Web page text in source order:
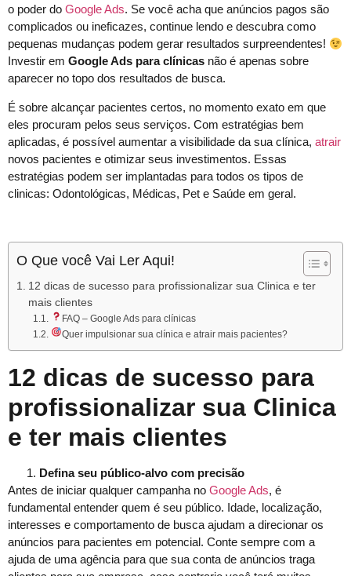
o poder do Google Ads. Se você acha que anúncios pagos são
complicados ou ineficazes, continue lendo e descubra como
pequenas mudanças podem gerar resultados surpreendentes!
Investir em Google Ads para clínicas não é apenas sobre
aparecer no topo dos resultados de busca.
É sobre alcançar pacientes certos, no momento exato em que
eles procuram pelos seus serviços. Com estratégias bem
aplicadas, é possível aumentar a visibilidade da sua clínica, atrair
novos pacientes e otimizar seus investimentos. Essas
estratégias podem ser implantadas para todos os tipos de
clinicas: Odontológicas, Médicas, Pet e Saúde em geral.
O Que você Vai Ler Aqui!
12 dicas de sucesso para profissionalizar sua Clinica e ter
mais clientes
FAQ – Google Ads para clínicas
Quer impulsionar sua clínica e atrair mais pacientes?
12 dicas de sucesso para
profissionalizar sua Clinica
e ter mais clientes
Defina seu público-alvo com precisão
Antes de iniciar qualquer campanha no Google Ads, é
fundamental entender quem é seu público. Idade, localização,
interesses e comportamento de busca ajudam a direcionar os
anúncios para pacientes em potencial. Conte sempre com a
ajuda de uma agência para que sua conta de anúncios traga